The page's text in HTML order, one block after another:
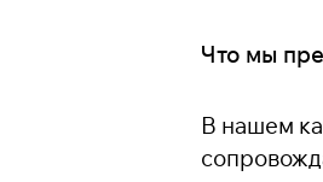
Что мы
В нашем